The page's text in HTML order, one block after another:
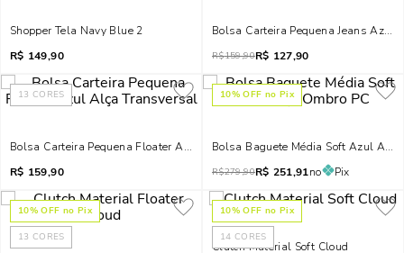
Shopper Tela Navy Blue 2
R$ 149,90
Bolsa Carteira Pequena Jeans Azul
R$159,90R$ 127,90
13 CORES
Bolsa Carteira Pequena Floater Azul Alça Transversal
R$ 159,90
10% OFF no Pix
Bolsa Baguete Média Soft Azul Alça
R$279,90R$ 251,91no Pix
10% OFF no Pix
13 CORES
10% OFF no Pix
14 CORES
Clutch Material Soft Cloud